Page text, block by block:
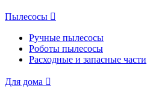
Пылесосы
Ручные пылесосы
Роботы пылесосы
Расходные и запасные части
Для дома